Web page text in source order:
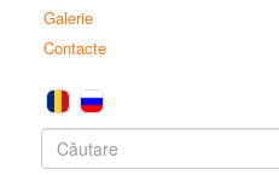
Galerie
Contacte
Formular